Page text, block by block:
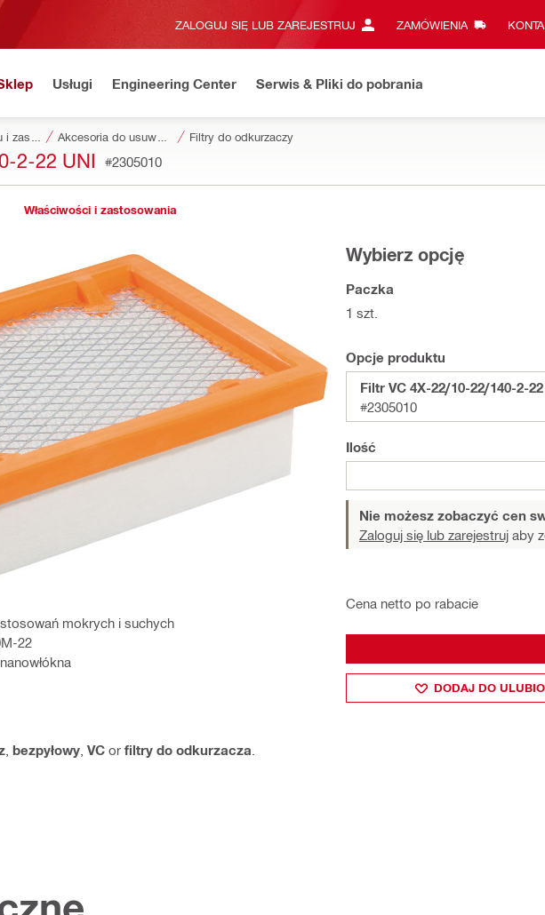
ZALOGUJ SIĘ LUB ZAREJESTRUJ ZAMÓWIENIA
Usługi Engineering Center Serwis & Pliki do pobrania
Filtry do odkurzaczy
2-22 UNI #2305010
Właściwości i zastosowania
mokrych i suchych
22
bezpyłowy VC or filtry do odkurzacza
Wybierz opcję
Paczka
1 szt.
Opcje produktu
Filtr VC 4X-22/10-22/140-2-
#2305010
Ilość
Nie możesz zobaczyć cen
Zaloguj się lub zarejestruj aby
Cena netto po rabacie
DODAJ DO